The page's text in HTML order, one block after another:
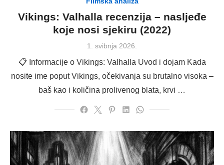
Vikings: Valhalla recenzija – nasljeđe
koje nosi sjekiru (2022)
Posted
1. svibnja 2026.
📋 Informacije o Vikings: Valhalla Uvod i dojam Kada
nosite ime poput Vikings, očekivanja su brutalno visoka –
baš kao i količina prolivenog blata, krvi …